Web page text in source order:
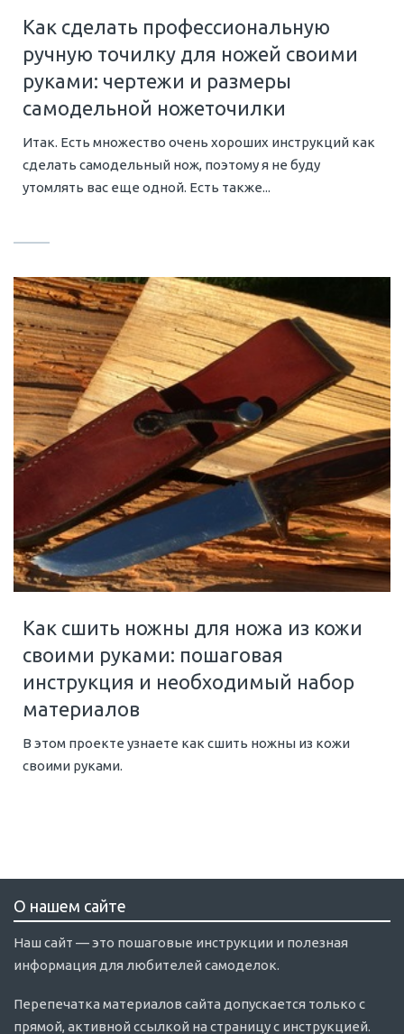
Как сделать профессиональную
ручную точилку для ножей своими
руками: чертежи и размеры
самодельной ножеточилки
Итак. Есть множество очень хороших инструкций как
сделать самодельный нож, поэтому я не буду
утомлять вас еще одной. Есть также...
Как сшить ножны для ножа из кожи
своими руками: пошаговая
инструкция и необходимый набор
материалов
В этом проекте узнаете как сшить ножны из кожи
своими руками.
О нашем сайте
Наш сайт — это пошаговые инструкции и полезная
информация для любителей самоделок.
Перепечатка материалов сайта допускается только с
прямой, активной ссылкой на страницу с инструкцией.